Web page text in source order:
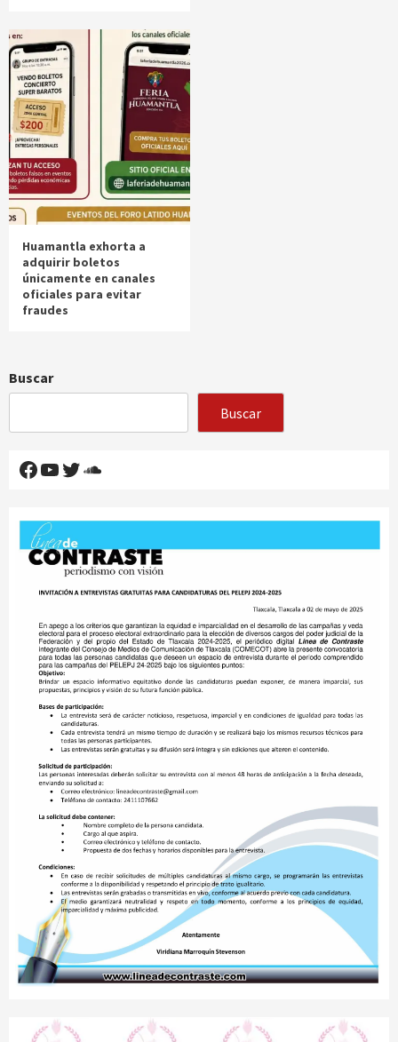
Huamantla exhorta a
adquirir boletos
únicamente en canales
oficiales para evitar
fraudes
Buscar
Buscar
Facebook
YouTube
Twitter
SoundCloud